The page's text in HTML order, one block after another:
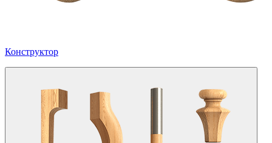
Конструктор